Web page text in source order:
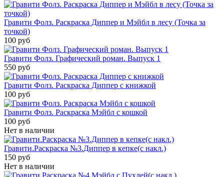
Гравити Фолз. Раскраска Диппер и Мэйбл в лесу (Точка за
точкой)
100 руб
Гравити Фолз. Графический роман. Выпуск 1
550 руб
Гравити Фолз. Раскраска Диппер с книжкой
100 руб
Гравити Фолз. Раскраска Мэйбл с кошкой
100 руб
Нет в наличии
Гравити.Раскраска №3.Диппер в кепке(с накл.)
150 руб
Нет в наличии